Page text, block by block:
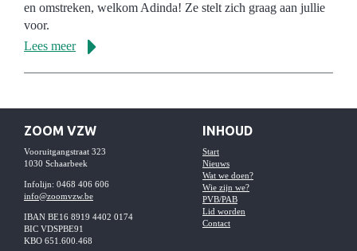
en omstreken, welkom Adinda! Ze stelt zich graag aan jullie
voor.
Lees meer
ZOOM VZW
Vooruitgangstraat 323
1030 Schaarbeek
Infolijn: 0468 406 606
info@zoomvzw.be
IBAN BE16 8919 4402 0174
BIC VDSPBE91
KBO 651.600.468
INHOUD
Start
Nieuws
Wat we doen?
Wie zijn we?
PVB/PAB
Lid worden
Contact